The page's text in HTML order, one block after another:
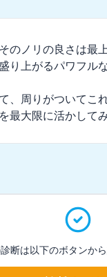
のノリの良さは最
り上がるパワフルな
、周りがついてこ
最大限に活かして
断は以下のボタンか